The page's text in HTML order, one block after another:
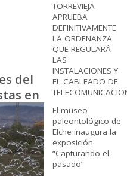
del
en
TORREVIEJA
APRUEBA
DEFINITIVAMENTE
LA ORDENANZA
QUE REGULARÁ
LAS
INSTALACIONES Y
EL CABLEADO DE
El museo
paleontológico de
Elche inaugura la
exposición
“Capturando el
pasado”